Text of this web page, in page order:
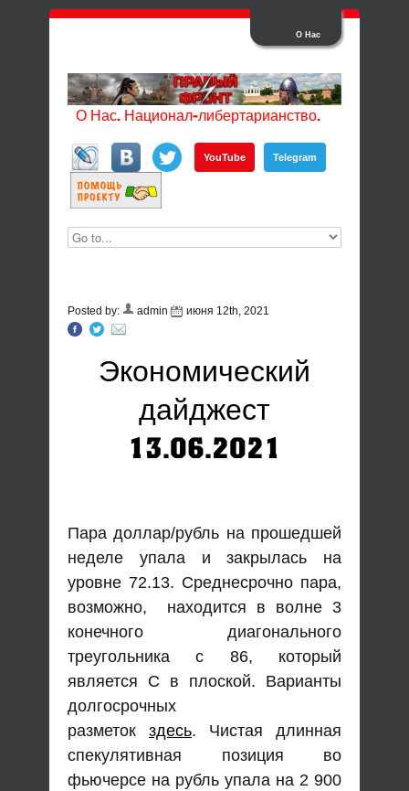
О Нас
О Нас. Национал-либертарианство.
YouTube Telegram
Posted by: admin июня 12th, 2021
Экономический
дайджест
13.06.2021
Пара доллар/рубль на прошедшей
неделе упала и закрылась на
уровне 72.13. Среднесрочно пара,
возможно, находится в волне 3
конечного диагонального
треугольника с 86, который
является С в плоской. Варианты
долгосрочных
разметок здесь. Чистая длинная
спекулятивная позиция во
фьючерсе на рубль упала на 2 900